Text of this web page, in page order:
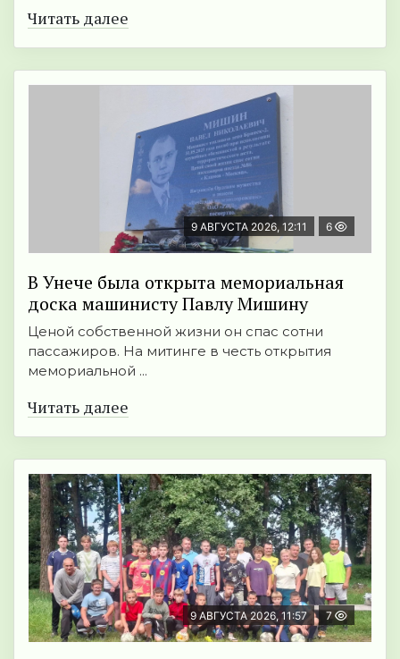
Читать далее
9 АВГУСТА 2026, 12:11 6
В Унече была открыта мемориальная
доска машинисту Павлу Мишину
Ценой собственной жизни он спас сотни
пассажиров. На митинге в честь открытия
мемориальной ...
Читать далее
9 АВГУСТА 2026, 11:57 7